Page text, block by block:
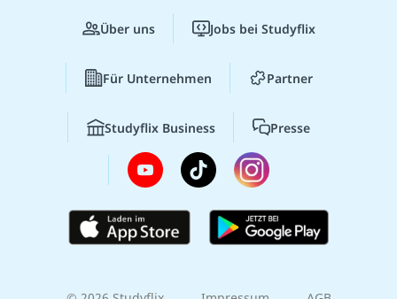
Über uns Jobs bei Studyflix
Für Unternehmen Partner
Studyflix Business Presse